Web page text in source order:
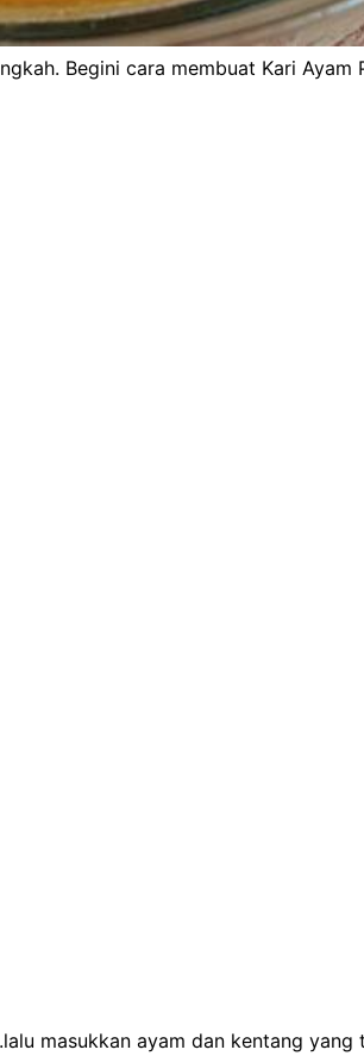
Begini cara membuat Kari Ayam
masukkan ayam dan kentang